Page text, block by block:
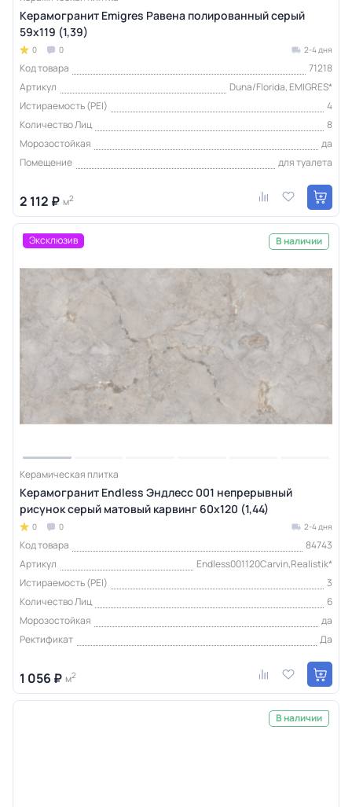
Керамогранит Emigres Равена полированный серый
59x119 (1,39)
0 0 2-4 дня
Код товара
71218
Артикул
Duna/Florida, EMIGRES*
Истираемость (PEI)
4
Количество Лиц
8
Морозостойкая
да
Помещение
для туалета
2 112 ₽ м2
Эксклюзив В наличии
Керамическая плитка
Керамогранит Endless Эндлесс 001 непрерывный
рисунок серый матовый карвинг 60x120 (1,44)
0 0 2-4 дня
Код товара
84743
Артикул
Endless001120Carvin,Realistik*
Истираемость (PEI)
3
Количество Лиц
6
Морозостойкая
да
Ректификат
Да
1 056 ₽ м2
В наличии